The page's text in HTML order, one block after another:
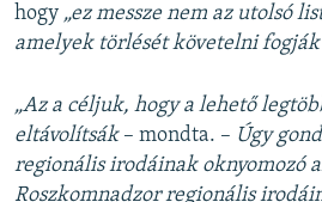
hogy „ez messze nem az utolsó
amelyek törlését követelni
„Az a céljuk, hogy a lehető
eltávolítsák– mondta. – Úgy
regionális irodáinak oknyomozó
Roszkomnadzor regionális